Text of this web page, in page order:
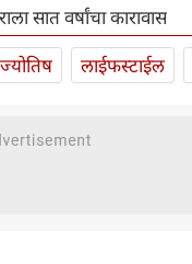
सात वर्षांचा कारावास
लाईफस्टाईल